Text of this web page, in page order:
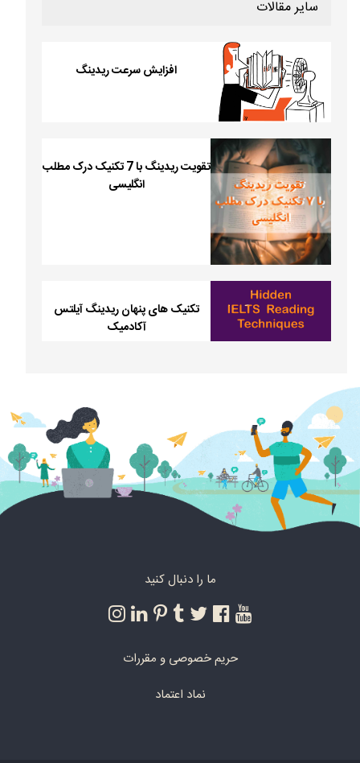
سایر مقالات
افزایش سرعت ریدینگ
تقویت ریدینگ با 7 تکنیک درک مطلب
انگلیسی
تکنیک های پنهان ریدینگ آیلتس
آکادمیک
ما را دنبال کنید
حریم خصوصی و مقررات
نماد اعتماد